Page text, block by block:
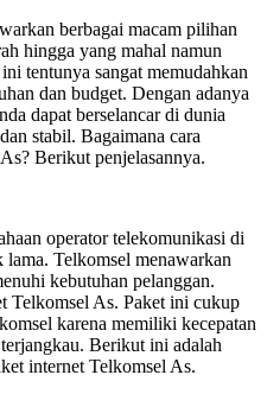
berbagai macam pilihan
hingga yang mahal namun
tentunya sangat memudahkan
dan budget. Dengan adanya
dapat berselancar di dunia
stabil. Bagaimana cara
Berikut penjelasannya.
operator telekomunikasi di
Telkomsel menawarkan
kebutuhan pelanggan.
Telkomsel As. Paket ini cukup
karena memiliki kecepatan
Berikut ini adalah
internet Telkomsel As.